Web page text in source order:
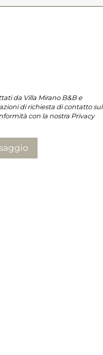
da Villa Mirano B&B e
di richiesta di contatto sul
con la nostra Privacy